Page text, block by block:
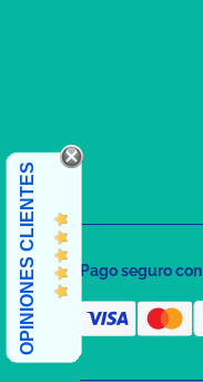
OPINIONES CLIENTES Pago seguro con